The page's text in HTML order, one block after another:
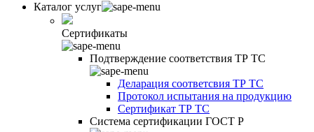
Каталог услуг
Сертификаты
Подтверждение соответствия ТР ТС
Деларация соответсвия ТР ТС
Протокол испытания на продукцию
Сертификат ТР ТС
Система сертификации ГОСТ Р